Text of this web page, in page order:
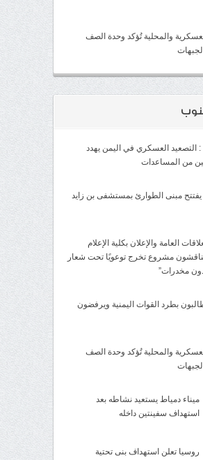
والمحلية تُؤكد وحدة الصف
: التصعيد العسكري في اليمن يهدد
من المساعدات
مبنى الطوارئ بمستشفى بن زايد
العامة والإعلان بكلية الإعلام
مشروع تخرج توعويًا تحت شعار
مخدرات”
بطرد القوات اليمنية ويرفضون
والمحلية تُؤكد وحدة الصف
ميناء دمياط يستعيد نشاطه بعد
استهداف سفينتين داخله
روسيا تعلن استهداف بنى تحتية